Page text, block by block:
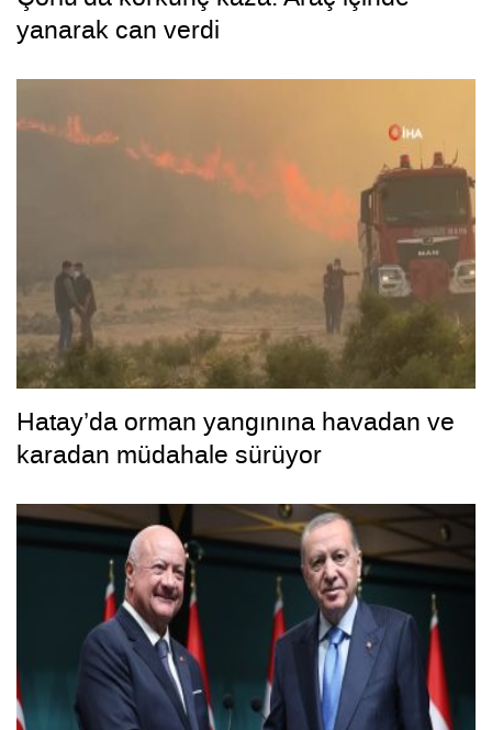
yanarak can verdi
Hatay’da orman yangınına havadan ve
karadan müdahale sürüyor